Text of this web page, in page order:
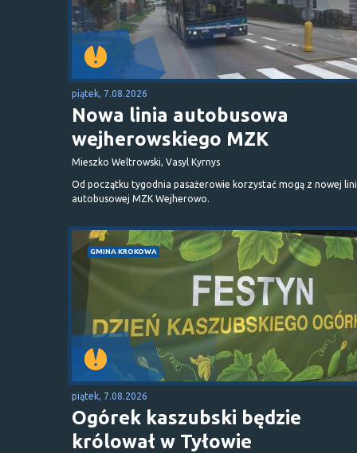
piątek, 7.08.2026
Nowa linia autobusowa
wejherowskiego MZK
Mieszko Weltrowski, Vasyl Kyrnys
Od początku tygodnia pasażerowie korzystać mogą z nowej
autobusowej MZK Wejherowo.
GMINA KROKOWA
piątek, 7.08.2026
Ogórek kaszubski będzie
królował w Tyłowie